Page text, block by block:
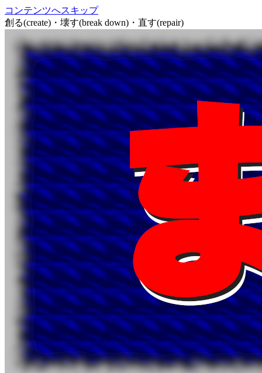
コンテンツへスキップ
創る(create)・壊す(break down)・直す(repair)